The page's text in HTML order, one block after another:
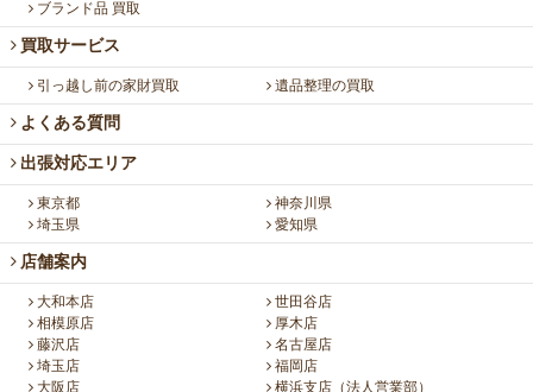
ブランド品 買取
買取サービス
引っ越し前の家財買取 遺品整理の買取
よくある質問
出張対応エリア
東京都
神奈川県
埼玉県
愛知県
店舗案内
大和本店
世田谷店
相模原店
厚木店
藤沢店
名古屋店
埼玉店
福岡店
大阪店
横浜支店（法人営業部）